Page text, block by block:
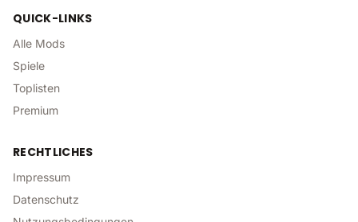
QUICK-LINKS
Alle Mods
Spiele
Toplisten
Premium
RECHTLICHES
Impressum
Datenschutz